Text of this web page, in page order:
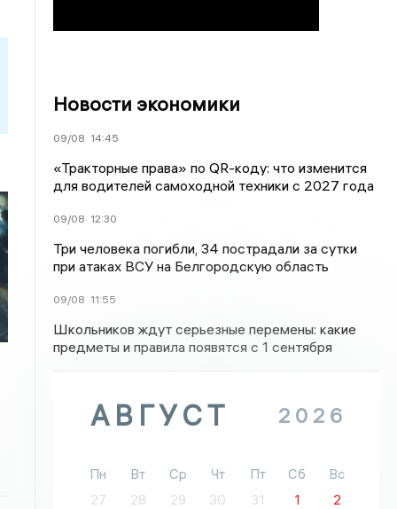
Новости экономики
09/08 14:45
«Тракторные права» по QR-коду: что изменится
для водителей самоходной техники с 2027 года
09/08 12:30
Три человека погибли, 34 пострадали за сутки
при атаках ВСУ на Белгородскую область
09/08 11:55
Школьников ждут серьезные перемены: какие
предметы и правила появятся с 1 сентября
АВГУСТ 2026
Пн Вт Ср Чт Пт Сб
Вс
27
28 29 30 31 1
2